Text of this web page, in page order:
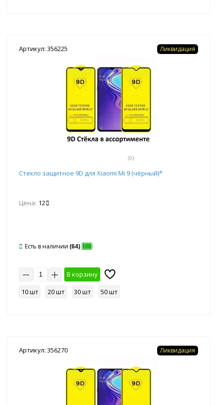
Артикул: 356225
(0)
Ликвидация
Стекло защитное 9D для Xiaomi Mi 9 (чёрный)*
Цена: 12
Есть в наличии (64)
В корзину
10 шт
20 шт 30 шт 50 шт
Артикул: 356270 Ликвидация